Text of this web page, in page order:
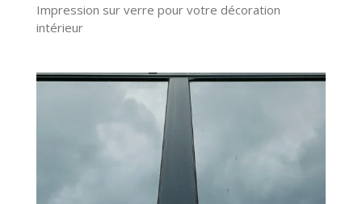
Impression sur verre pour votre décoration
intérieur